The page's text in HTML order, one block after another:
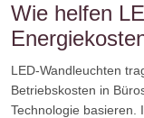
Wie helfen
LED-Wandleuchten
Betriebskosten in
Technologie basieren.